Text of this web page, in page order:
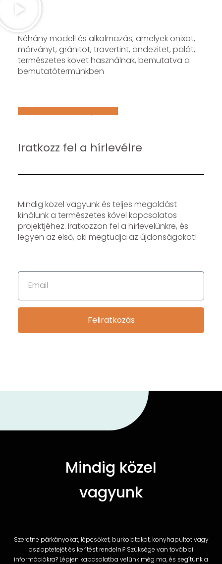
Néhány modell és alkalmazás, amelyek onixot,
márványt, gránitot, travertint, andezitet, palát,
természetes követ használnak, bemutatva a
bemutatótermünkben
Află mai multe despre noi
Iratkozz fel a hírlevélre
Mindig közel vagyunk és teljes megoldást
kínálunk a természetes kővel kapcsolatos
projektjéhez. Iratkozzon fel a hírlevelünkre, és
legyen az első, aki megtudja az újdonságokat!
Feliratkozás
Mindig közel
vagyunk
Szeretne párkányokat, lépcsőket, burkolatokat, konyhapultot vagy
oszloptetejét és kerítést rendelni? Szüksége van további
információkra? Lépjen kapcsolatba velünk még ma, és segítünk a